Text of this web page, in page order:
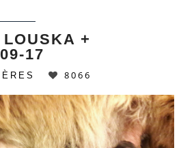
+
17
8066